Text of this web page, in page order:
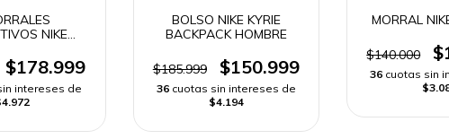
NIKE
$178.999
intereses de
BOLSO NIKE KYRIE
BACKPACK HOMBRE
$185.999 $150.999
36 cuotas sin intereses de
$4.194
MORRAL
$140.000
36 cuotas sin